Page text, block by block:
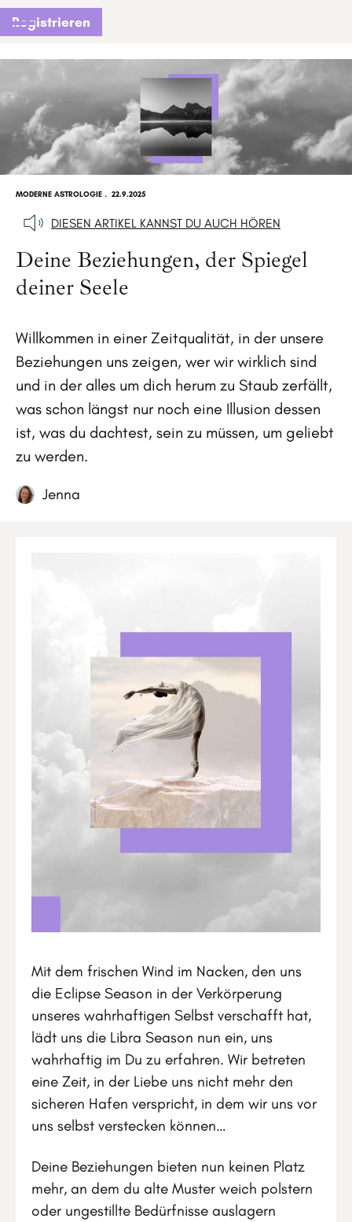
Registrieren
MODERNE ASTROLOGIE . 22.9.2025
DIESEN ARTIKEL KANNST DU AUCH HÖREN
Deine Beziehungen, der Spiegel
deiner Seele
Willkommen in einer Zeitqualität, in der unsere
Beziehungen uns zeigen, wer wir wirklich sind
und in der alles um dich herum zu Staub zerfällt,
was schon längst nur noch eine Illusion dessen
ist, was du dachtest, sein zu müssen, um geliebt
zu werden.
Jenna
Mit dem frischen Wind im Nacken, den uns
die Eclipse Season in der Verkörperung
unseres wahrhaftigen Selbst verschafft hat,
lädt uns die Libra Season nun ein, uns
wahrhaftig im Du zu erfahren. Wir betreten
eine Zeit, in der Liebe uns nicht mehr den
sicheren Hafen verspricht, in dem wir uns vor
uns selbst verstecken können…
Deine Beziehungen bieten nun keinen Platz
mehr, an dem du alte Muster weich polstern
oder ungestillte Bedürfnisse auslagern